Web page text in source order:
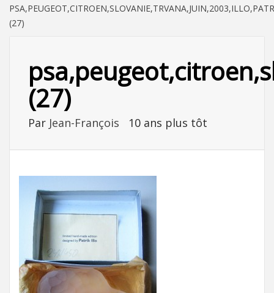
(27)
(27)
Par Jean-François 10 ans plus tôt